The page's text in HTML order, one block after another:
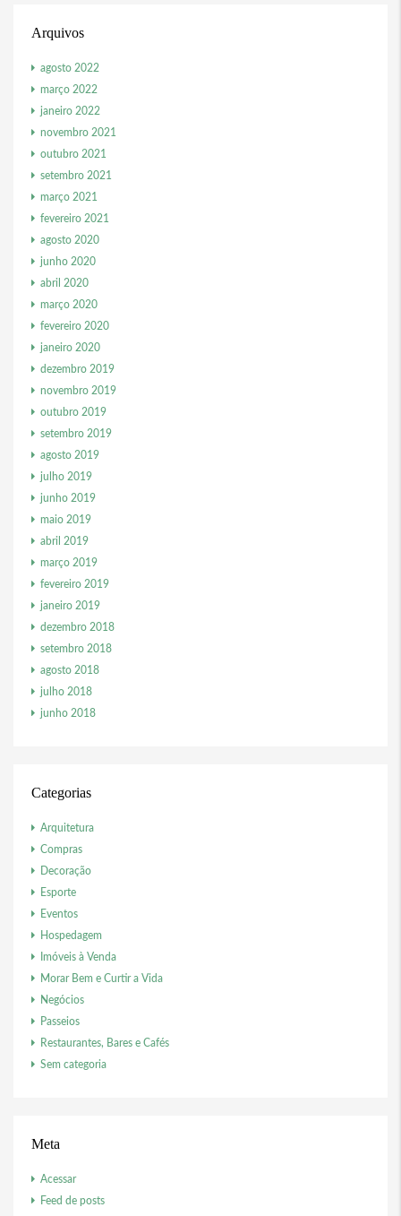
Arquivos
agosto 2022
março 2022
janeiro 2022
novembro 2021
outubro 2021
setembro 2021
março 2021
fevereiro 2021
agosto 2020
junho 2020
abril 2020
março 2020
fevereiro 2020
janeiro 2020
dezembro 2019
novembro 2019
outubro 2019
setembro 2019
agosto 2019
julho 2019
junho 2019
maio 2019
abril 2019
março 2019
fevereiro 2019
janeiro 2019
dezembro 2018
setembro 2018
agosto 2018
julho 2018
junho 2018
Categorias
Arquitetura
Compras
Decoração
Esporte
Eventos
Hospedagem
Imóveis à Venda
Morar Bem e Curtir a Vida
Negócios
Passeios
Restaurantes, Bares e Cafés
Sem categoria
Meta
Acessar
Feed de posts